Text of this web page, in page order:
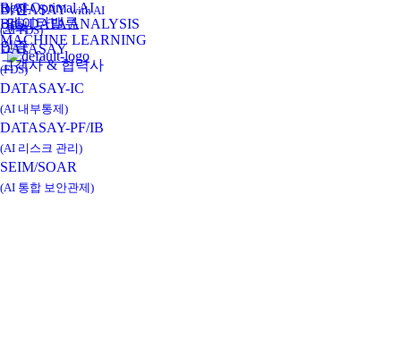
데이타밸류
비전
연혁
인증
고객사 & 협력사
DATASAYwith AI
(AI-FDS)
DATASAY
(FDS)
DATASAY-IC
(AI 내부통제)
DATASAY-PF/IB
(AI 리스크 관리)
SEIM/SOAR
(AI 통합 보안관제)
Real-Optimal AI
BIG DATA ANALYSIS
MACHINE LEARNING